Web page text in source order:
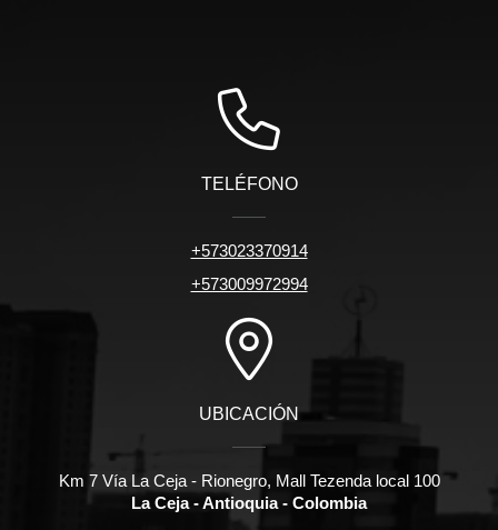
TELÉFONO
+573023370914
+573009972994
UBICACIÓN
Km 7 Vía La Ceja - Rionegro, Mall Tezenda local 100
La Ceja - Antioquia - Colombia